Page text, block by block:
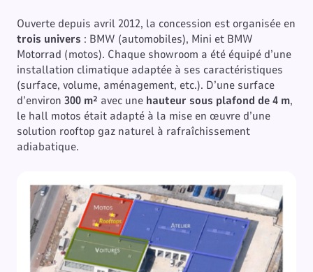
Ouverte depuis avril 2012, la concession est organisée en
trois univers : BMW (automobiles), Mini et BMW
Motorrad (motos). Chaque showroom a été équipé d’une
installation climatique adaptée à ses caractéristiques
(surface, volume, aménagement, etc.). D’une surface
d’environ 300 m² avec une hauteur sous plafond de 4 m,
le hall motos était adapté à la mise en œuvre d’une
solution rooftop gaz naturel à rafraîchissement
adiabatique.